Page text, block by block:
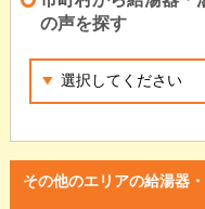
の声を探す
その他のエリアの給湯器